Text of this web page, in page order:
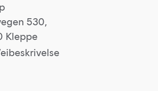
530,
Kleppe
til Kleppkontoret på Google maps